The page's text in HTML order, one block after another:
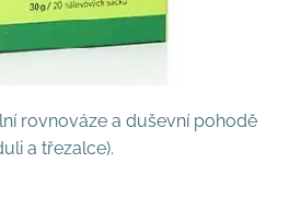
rovnováze a duševní pohodě
a třezalce).